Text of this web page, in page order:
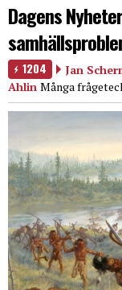
Dagens
1204
Jan
Ahlin Många